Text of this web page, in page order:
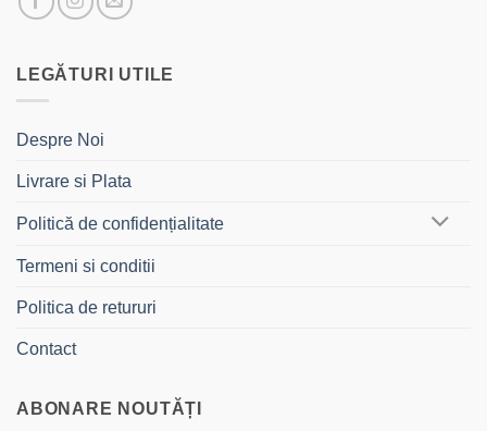
LEGĂTURI UTILE
Despre Noi
Livrare si Plata
Politică de confidențialitate
Termeni si conditii
Politica de retururi
Contact
ABONARE NOUTĂȚI